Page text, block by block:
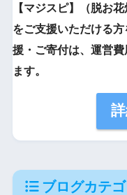
【マジスピ】（脱お
をご支援いただける
援・ご寄付は、運営
ます。
ブログカテ